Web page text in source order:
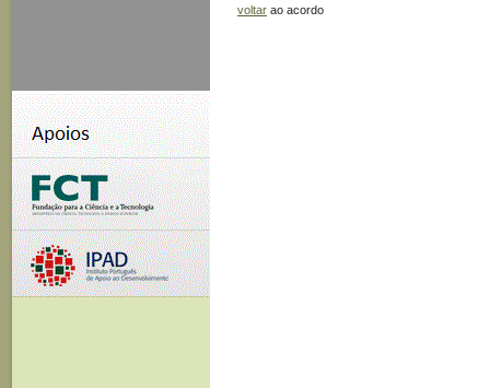
voltar ao acordo